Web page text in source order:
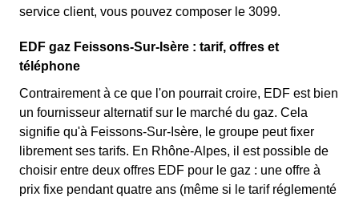
service client, vous pouvez composer le 3099.
EDF gaz Feissons-Sur-Isère : tarif, offres et
téléphone
Contrairement à ce que l'on pourrait croire, EDF est bien
un fournisseur alternatif sur le marché du gaz. Cela
signifie qu'à Feissons-Sur-Isère, le groupe peut fixer
librement ses tarifs. En Rhône-Alpes, il est possible de
choisir entre deux offres EDF pour le gaz : une offre à
prix fixe pendant quatre ans (même si le tarif réglementé